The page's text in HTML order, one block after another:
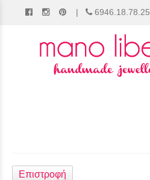
| 6946.18.78.25
Επιστροφή